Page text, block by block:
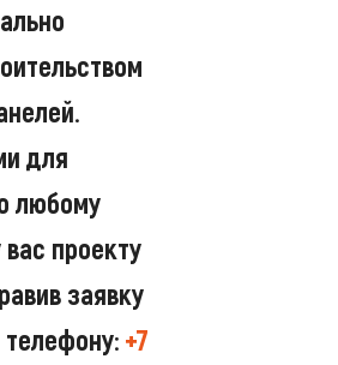
для
любому
проекту
заявку
+7